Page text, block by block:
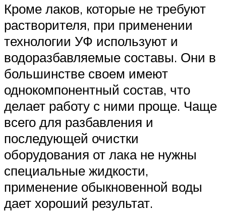
Кроме лаков, которые не требуют
растворителя, при применении
технологии УФ используют и
водоразбавляемые составы. Они в
большинстве своем имеют
однокомпонентный состав, что
делает работу с ними проще. Чаще
всего для разбавления и
последующей очистки
оборудования от лака не нужны
специальные жидкости,
применение обыкновенной воды
дает хороший результат.